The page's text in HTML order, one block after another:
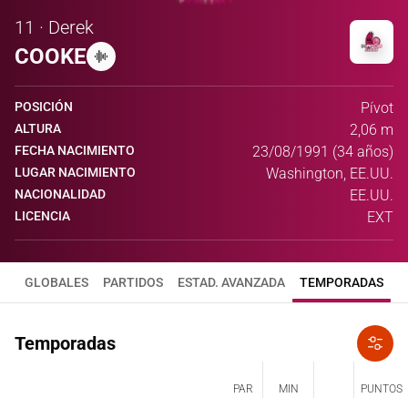
11 · Derek
COOKE
POSICIÓN Pívot
ALTURA 2,06 m
FECHA NACIMIENTO 23/08/1991 (34 años)
LUGAR NACIMIENTO Washington, EE.UU.
NACIONALIDAD EE.UU.
LICENCIA EXT
GLOBALES PARTIDOS ESTAD. AVANZADA TEMPORADAS
Temporadas
PAR MIN PUNTOS